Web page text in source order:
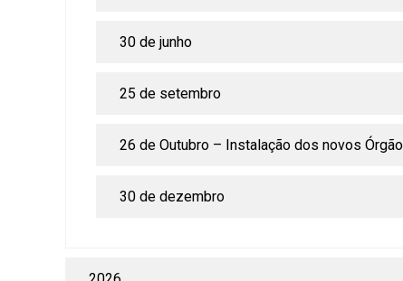
30 de junho
25 de setembro
26 de Outubro – Instalação dos novos
30 de dezembro